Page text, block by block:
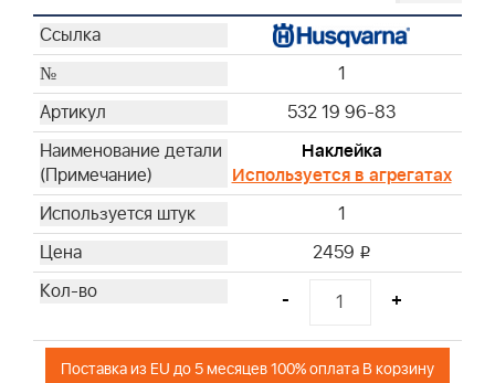
1
532 19 96-83
Наклейка
Используется в агрегатах
1
2459 i
- +
Поставка из EU до 5 месяцев 100% оплата В корзину